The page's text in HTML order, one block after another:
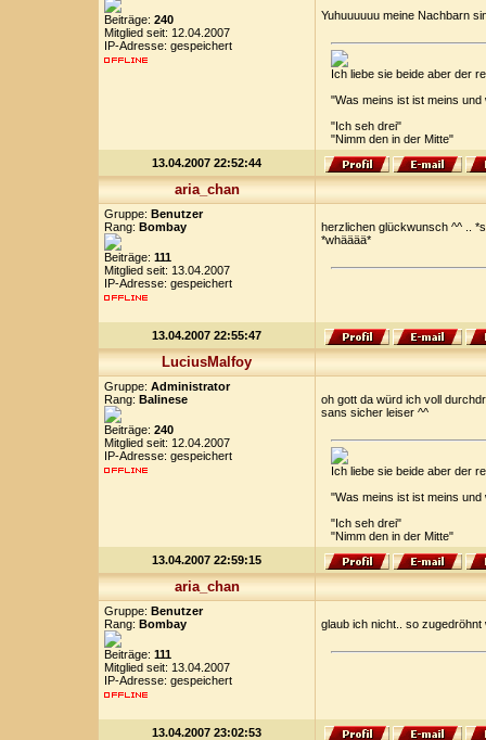
Beiträge: 240
Mitglied seit: 12.04.2007
IP-Adresse: gespeichert
Yuhuuuuuu meine Nachbarn
Ich liebe sie beide aber der
"Was meins ist ist meins
"Ich seh drei"
"Nimm den in der Mitte"
13.04.2007 22:52:44
aria_chan
Gruppe: Benutzer
Rang: Bombay
Beiträge: 111
Mitglied seit: 13.04.2007
IP-Adresse: gespeichert
herzlichen glückwunsch ^^ ..
*whääää*
13.04.2007 22:55:47
LuciusMalfoy
Gruppe: Administrator
Rang: Balinese
Beiträge: 240
Mitglied seit: 12.04.2007
IP-Adresse: gespeichert
oh gott da würd ich voll
sans sicher leiser ^^
Ich liebe sie beide aber der
"Was meins ist ist meins
"Ich seh drei"
"Nimm den in der Mitte"
13.04.2007 22:59:15
aria_chan
Gruppe: Benutzer
Rang: Bombay
Beiträge: 111
Mitglied seit: 13.04.2007
IP-Adresse: gespeichert
glaub ich nicht.. so
13.04.2007 23:02:53